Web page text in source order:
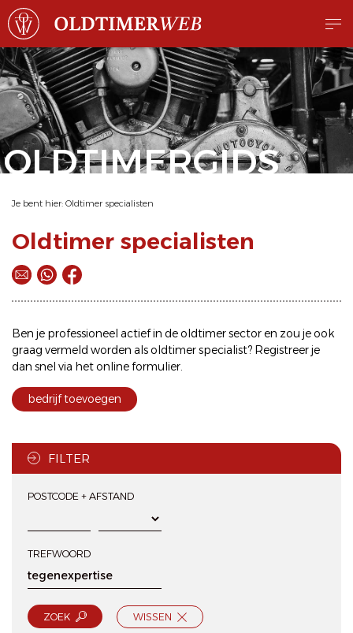
OLDTIMERGIDS
Je bent hier: Oldtimer specialisten
Oldtimer specialisten
Ben je professioneel actief in de oldtimer sector en zou je ook
graag vermeld worden als oldtimer specialist? Registreer je
dan snel via hetonline formulier.
bedrijf toevoegen
FILTER
POSTCODE + AFSTAND
TREFWOORD
ZOEK WISSEN